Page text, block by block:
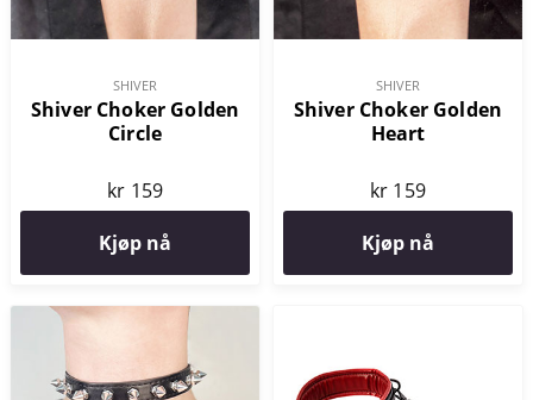
SHIVER
Shiver Choker Golden
Circle
kr 159
Kjøp nå
SHIVER
Shiver Choker Golden
Heart
kr 159
Kjøp nå